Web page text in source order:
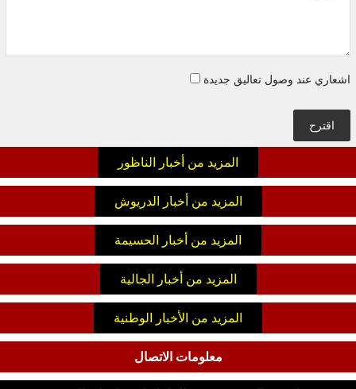
اشعاري عند وصول تعاليق جديدة
اقترح
المزيد من أخبار الناظور
المزيد من أخبار الدريوش
المزيد من أخبار الحسيمة
المزيد من أخبار الجالية
المزيد من الأخبار الوطنية
معلومات الاتصال